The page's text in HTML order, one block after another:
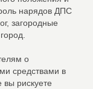
нарядов ДПС
загородные
о
средствами в
вы рискуете